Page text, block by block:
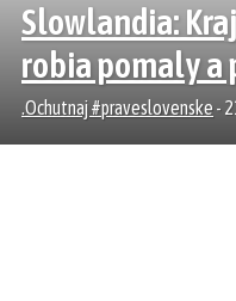
Slowlandia:
robia pomaly a
.Ochutnaj #praveslovenske-